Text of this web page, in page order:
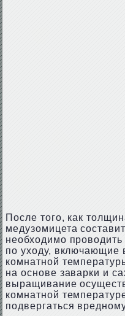
После того, как
медузомицета
необходимо
по уходу, включающие
комнатной
на основе заварки и
выращивание
комнатной
подвергаться